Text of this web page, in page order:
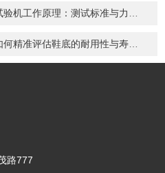
作原理：测试标准与力值控制技术详解
精准评估鞋底的耐用性与寿命？
路777